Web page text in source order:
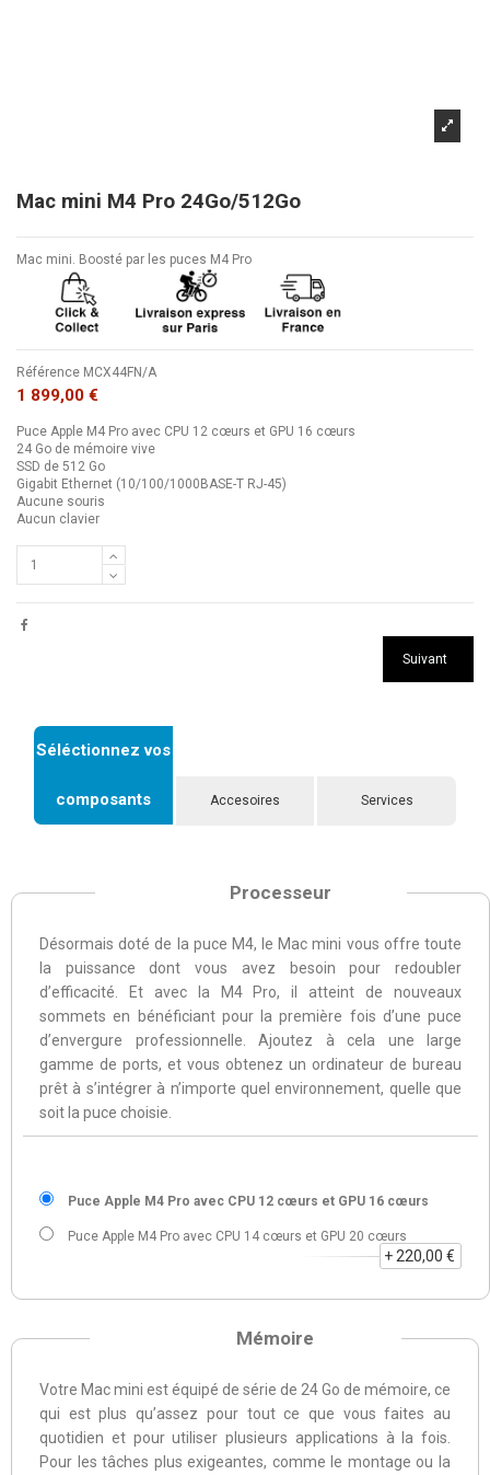
Mac mini M4 Pro 24Go/512Go
Mac mini. Boosté par les puces M4 Pro
Référence MCX44FN/A
1 899,00 €
Puce Apple M4 Pro avec CPU 12 cœurs et GPU 16 cœurs
24 Go de mémoire vive
SSD de 512 Go
Gigabit Ethernet (10/100/1000BASE-T RJ-45)
Aucune souris
Aucun clavier
Suivant
Séléctionnez vos
composants Accesoires Services
Processeur
Désormais doté de la puce M4, le Mac mini vous offre toute
la puissance dont vous avez besoin pour redoubler
d’efficacité. Et avec la M4 Pro, il atteint de nouveaux
sommets en bénéficiant pour la première fois d’une puce
d’envergure professionnelle. Ajoutez à cela une large
gamme de ports, et vous obtenez un ordinateur de bureau
prêt à s’intégrer à n’importe quel environ­nement, quelle que
soit la puce choisie.
Puce Apple M4 Pro avec CPU 12 cœurs et GPU 16 cœurs
Puce Apple M4 Pro avec CPU 14 cœurs et GPU 20 cœurs
+ 220,00 €
Mémoire
Votre Mac mini est équipé de série de 24 Go de mémoire, ce
qui est plus qu’assez pour tout ce que vous faites au
quotidien et pour utiliser plusieurs applications à la fois.
Pour les tâches plus exigeantes, comme le montage ou la